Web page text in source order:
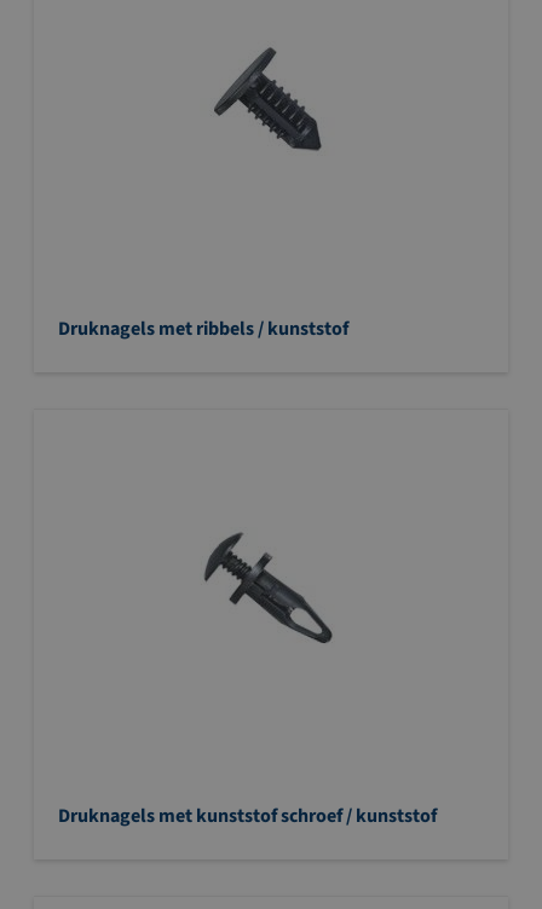
Druknagels met ribbels / kunststof
Druknagels met kunststof schroef / kunststof